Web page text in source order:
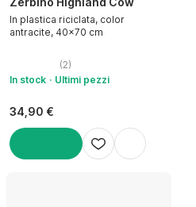
In plastica riciclata, color
antracite, 40x70 cm
(2)
In stock
Ultimi pezzi
34,90 €